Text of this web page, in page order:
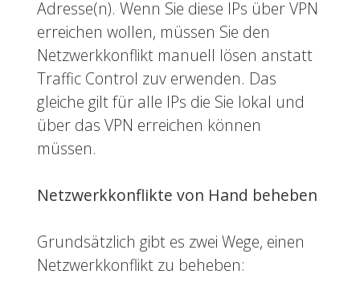
Adresse(n). Wenn Sie diese IPs über VPN
erreichen wollen, müssen Sie den
Netzwerkkonflikt manuell lösen anstatt
Traffic Control zuv erwenden. Das
gleiche gilt für alle IPs die Sie lokal und
über das VPN erreichen können
müssen.
Netzwerkkonflikte von Hand beheben
Grundsätzlich gibt es zwei Wege, einen
Netzwerkkonflikt zu beheben: